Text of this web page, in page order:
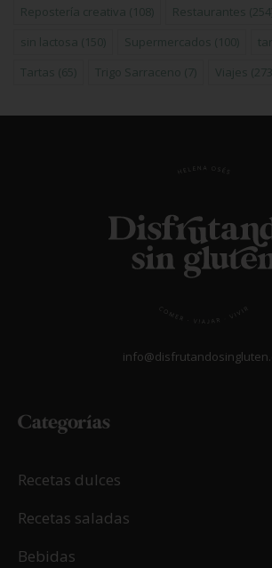
Repostería creativa (108) Restaurantes
sin lactosa (150) Supermercados (100)
Tartas (65) Trigo Sarraceno (7) Viajes
Categorías
Recetas dulces
Recetas saladas
Bebidas